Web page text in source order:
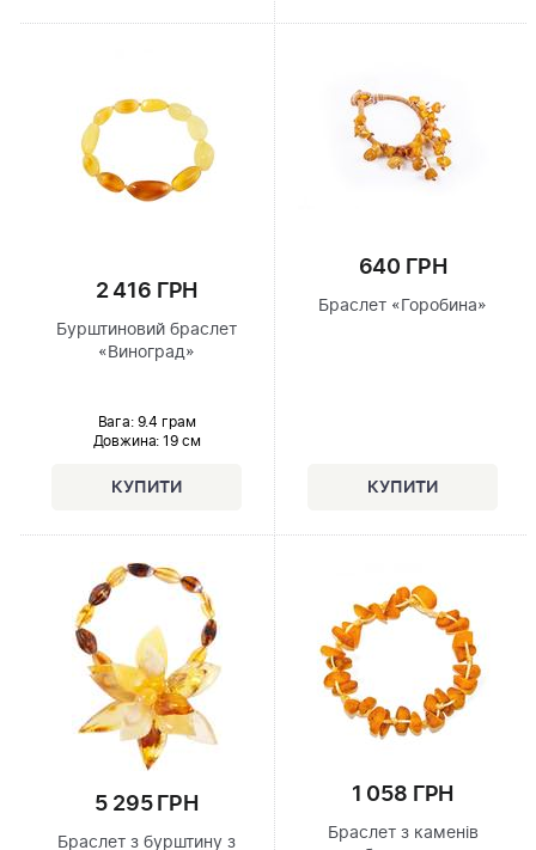
2 416 ГРН
Бурштиновий браслет
«Виноград»
Вага: 9.4 грам
Довжина: 19 см
640 ГРН
Браслет «Горобина»
5 295 ГРН
Браслет з бурштину з
1 058 ГРН
Браслет з каменів